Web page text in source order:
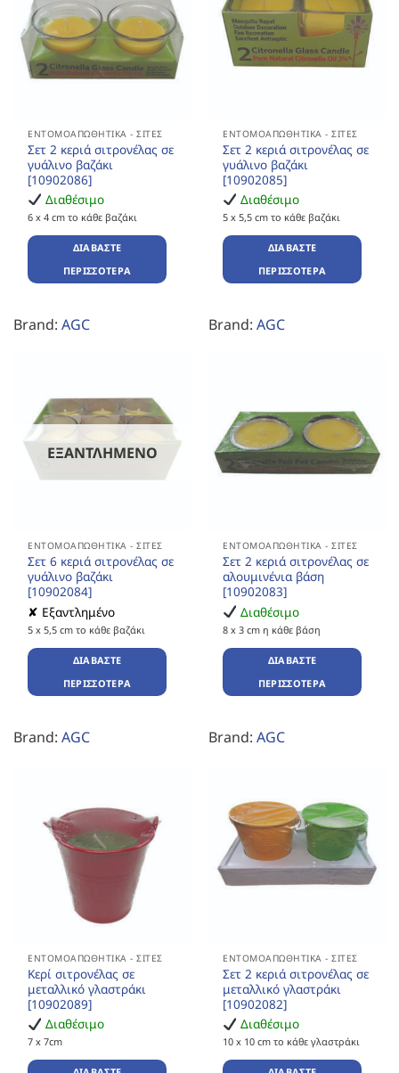
ΕΝΤΟΜΟΑΠΩΘΗΤΙΚΆ - ΣΊΤΕΣ
Σετ 2 κεριά σιτρονέλας σε
γυάλινο βαζάκι
[10902086]
Διαθέσιμο
6 x 4 cm το κάθε βαζάκι
ΔΙΑΒΆΣΤΕ
ΠΕΡΙΣΣΌΤΕΡΑ
Brand: AGC
ΕΝΤΟΜΟΑΠΩΘΗΤΙΚΆ - ΣΊΤΕΣ
Σετ 2 κεριά σιτρονέλας σε
γυάλινο βαζάκι
[10902085]
Διαθέσιμο
5 x 5,5 cm το κάθε βαζάκι
ΔΙΑΒΆΣΤΕ
ΠΕΡΙΣΣΌΤΕΡΑ
Brand: AGC
ΕΞΑΝΤΛΗΜΈΝΟ
ΕΝΤΟΜΟΑΠΩΘΗΤΙΚΆ - ΣΊΤΕΣ
Σετ 6 κεριά σιτρονέλας σε
γυάλινο βαζάκι
[10902084]
✘ Εξαντλημένο
5 x 5,5 cm το κάθε βαζάκι
ΔΙΑΒΆΣΤΕ
ΠΕΡΙΣΣΌΤΕΡΑ
Brand: AGC
ΕΝΤΟΜΟΑΠΩΘΗΤΙΚΆ - ΣΊΤΕΣ
Σετ 2 κεριά σιτρονέλας σε
αλουμινένια βάση
[10902083]
Διαθέσιμο
8 x 3 cm η κάθε βάση
ΔΙΑΒΆΣΤΕ
ΠΕΡΙΣΣΌΤΕΡΑ
Brand: AGC
ΕΝΤΟΜΟΑΠΩΘΗΤΙΚΆ - ΣΊΤΕΣ
Κερί σιτρονέλας σε
μεταλλικό γλαστράκι
[10902089]
Διαθέσιμο
7 x 7cm
ΕΝΤΟΜΟΑΠΩΘΗΤΙΚΆ - ΣΊΤΕΣ
Σετ 2 κεριά σιτρονέλας σε
μεταλλικό γλαστράκι
[10902082]
Διαθέσιμο
10 x 10 cm το κάθε γλαστράκι